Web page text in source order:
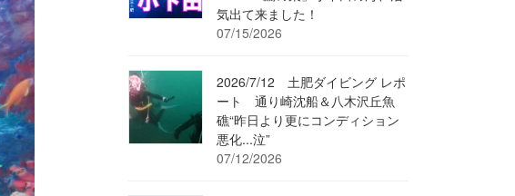
気出て来ました！
07/15/2026
2026/7/12 土肥ダイビング レポ
ート 通り崎沈船＆八木沢丘魚
礁“昨日より更にコンディション
悪化...泣”
07/12/2026